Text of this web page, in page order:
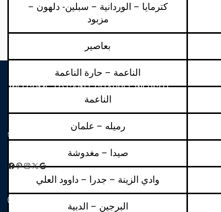
كترمايا – الوردانية – سبلين- دلهون –
مزبود
بعاصير
الناعمة – حارة الناعمة
الناعمة
رميله – علمان
صيدا – مغدوشة
وادي الزينة – جدرا – داوود العلي
البرجين – الدبية
WELCOME TO SAINT-CHARBEL WEBSITE
Saint-Charbel Al Jieh.
Facebook Pinterest InstagramX Google
CONTACT INFO